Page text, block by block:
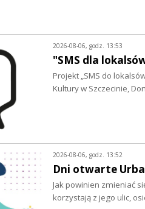
2026-08-06, godz. 13:53
"SMS dla
Projekt „SMS do
Kultury w Szczecinie,
2026-08-06, godz. 13:52
Dni otwarte
Jak powinien zmieniać
korzystają z jego ulic,